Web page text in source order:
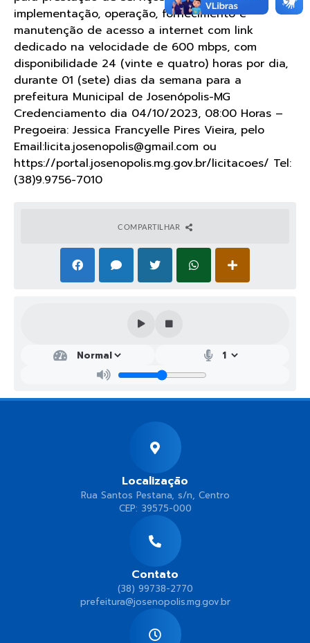
implementação, operação, fornecimento e
manutenção de acesso a internet com link
dedicado na velocidade de 600 mbps, com
disponibilidade 24 (vinte e quatro) horas por dia,
durante 01 (sete) dias da semana para a
prefeitura Municipal de Josenópolis-MG
Credenciamento dia 04/10/2023, 08:00 Horas –
Pregoeira: Jessica Francyelle Pires Vieira, pelo
Email:licita.josenopolis@gmail.com ou
https://portal.josenopolis.mg.gov.br/licitacoes/ Tel:
(38)9.9756-7010
COMPARTILHAR
Localização
Rua Santos Pestana, s/n, Centro
CEP: 39575-000
Contato
(38) 99738-2770
prefeitura@josenopolis.mg.gov.br